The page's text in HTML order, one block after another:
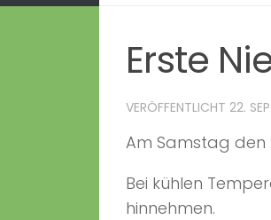
Erste
VERÖFFENTLICHT 22.
Am Samstag den
Bei kühlen
hinnehmen.